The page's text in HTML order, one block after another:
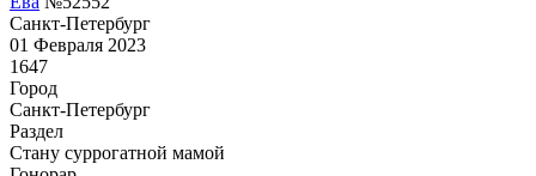
Санкт-Петербург
01 Февраля 2023
1647
Город
Санкт-Петербург
Раздел
Cтану суррогатной мамой